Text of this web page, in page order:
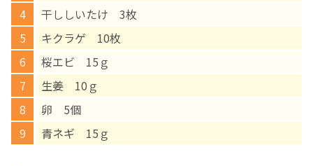
干ししいたけ 3枚
キクラゲ 10枚
桜エビ 15ｇ
生姜 10ｇ
卵 5個
青ネギ 15ｇ
医師プロフィール